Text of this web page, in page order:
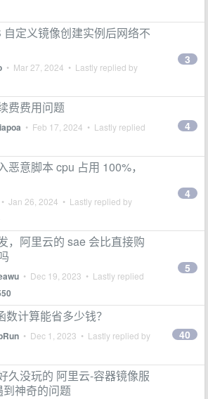
自定义镜像创建实例后网络不
• Mar 27, 2024 • Lastly replied by
3
费费用问题
• Feb 17, 2024 • Lastly replied
4
恶意脚本 cpu 占用 100%，
• Jan 26, 2024 • Lastly replied by
4
，阿里云的 sae 会比直接购
• Dec 19, 2023 • Lastly replied
5
数计算能省多少钱？
• Dec 1, 2023 • Lastly replied by 40
久没玩的 阿里云-容器镜像服
到神奇的问题